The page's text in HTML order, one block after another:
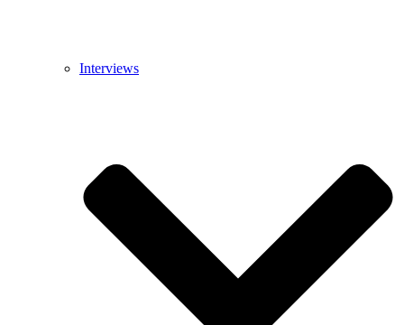
Interviews